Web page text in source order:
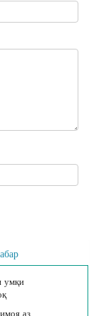
умқи
аз